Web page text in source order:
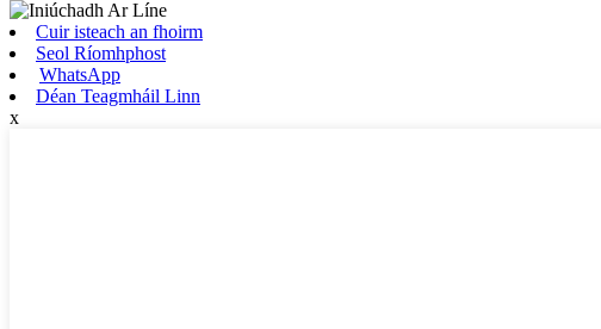
Cuir isteach an fhoirm
Seol Ríomhphost
WhatsApp
Déan Teagmháil Linn
x